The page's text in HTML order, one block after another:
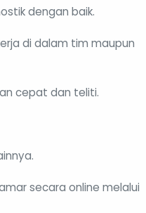
dengan baik.
di dalam tim maupun
cepat dan teliti.
secara online melalui